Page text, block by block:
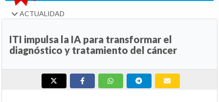
ACTUALIDAD
ITI impulsa la IA para transformar el
diagnóstico y tratamiento del cáncer